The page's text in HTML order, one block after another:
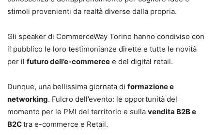
stimoli provenienti da realtà diverse dalla propria.
Gli speaker di CommerceWay Torino hanno condiviso con
il pubblico le loro testimonianze dirette e tutte le novità
per il futuro dell’e-commerce e del digital retail.
Dunque, una bellissima giornata di formazione e
networking. Fulcro dell’evento: le opportunità del
momento per le PMI del territorio e sulla vendita B2B e
B2Ctra e-commerce e Retail.